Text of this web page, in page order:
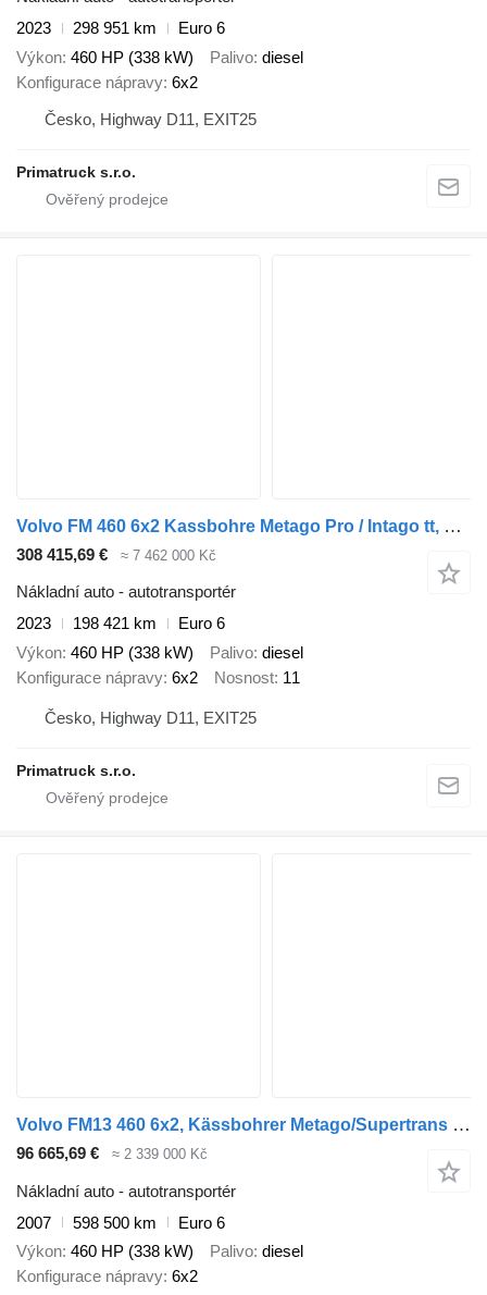
2023
298 951 km
Euro 6
Výkon 460 HP (338 kW) Palivo diesel
Konfigurace nápravy 6x2
Česko, Highway D11, EXIT25
Primatruck s.r.o.
Volvo FM 460 6x2 Kassbohre Metago Pro / Intago tt, VDI
308 415,69 € ≈ 7 462 000 Kč
Nákladní auto - autotransportér
2023
198 421 km
Euro 6
Výkon 460 HP (338 kW) Palivo diesel
Konfigurace nápravy 6x2 Nosnost 11
Česko, Highway D11, EXIT25
Primatruck s.r.o.
Volvo FM13 460 6x2, Kässbohrer Metago/Supertrans + přívěs autotransportér
96 665,69 € ≈ 2 339 000 Kč
Nákladní auto - autotransportér
2007
598 500 km
Euro 6
Výkon 460 HP (338 kW) Palivo diesel
Konfigurace nápravy 6x2